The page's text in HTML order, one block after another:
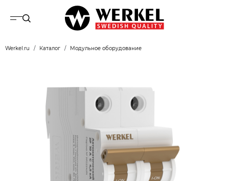
Werkel.ru Каталог Модульное оборудование